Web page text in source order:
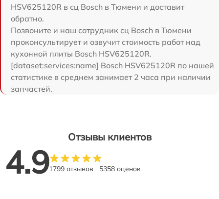
HSV625120R в сц Bosch в Тюмени и доставит
обратно.
Позвоните и наш сотрудник сц Bosch в Тюмени
проконсультирует и озвучит стоимость работ над
кухонной плиты Bosch HSV625120R.
[dataset:services:name] Bosch HSV625120R по нашей
статистике в среднем занимает 2 часа при наличии
запчастей.
Отзывы клиентов
4.91799 отзывов 5358 оценок